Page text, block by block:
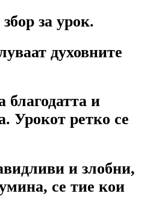
за урок.
духовните
благодатта и
Урокот ретко се
и злобни,
се тие кои